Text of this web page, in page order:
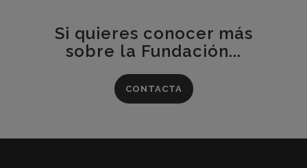
Si quieres conocer más
sobre la Fundación...
CONTACTA